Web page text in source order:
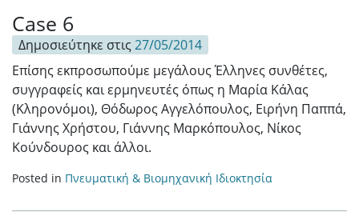
Case 6
Δημοσιεύτηκε στις 27/05/2014
Επίσης εκπροσωπούμε μεγάλους Έλληνες συνθέτες,
συγγραφείς και ερμηνευτές όπως η Μαρία Κάλας
(Κληρονόμοι), Θόδωρος Αγγελόπουλος, Ειρήνη Παππά,
Γιάννης Χρήστου, Γιάννης Μαρκόπουλος, Νίκος
Κούνδουρος και άλλοι.
Posted in Πνευματική & Βιομηχανική Ιδιοκτησία